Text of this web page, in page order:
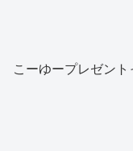
こーゆープレゼント